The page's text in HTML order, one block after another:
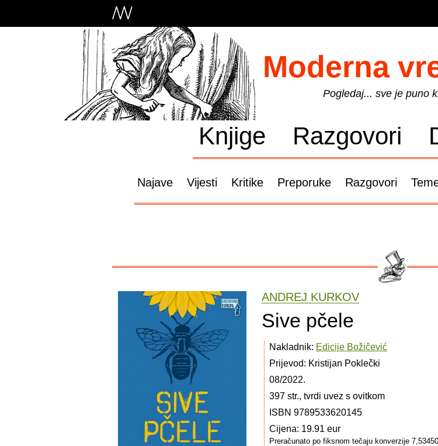
Moderna
Pogledaj... sve je puno
Knjige Razgovori
Najave Vijesti Kritike Preporuke Razgovori
ANDREJ KURKOV
Sive pčele
Nakladnik: Edicije Božičević
Prijevod: Kristijan Poklečki
08/2022.
397 str., tvrdi uvez s ovitkom
ISBN 9789533620145
Cijena: 19.91 eur
Preračunato po fiksnom tečaju konverzije